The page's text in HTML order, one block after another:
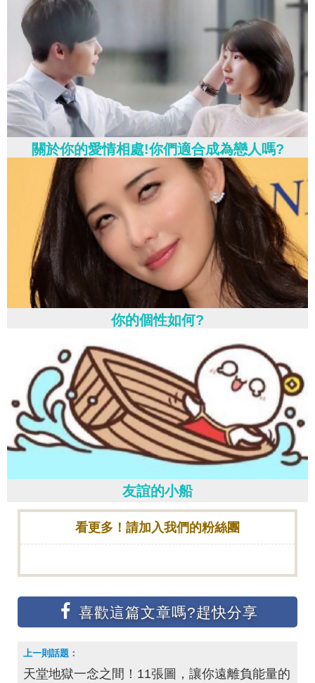
關於你的愛情相處!你們適合成為戀人嗎?
你的個性如何?
友誼的小船
看更多！請加入我們的粉絲團
天堂地獄一念之間！11張圖，讓你遠離負能量的